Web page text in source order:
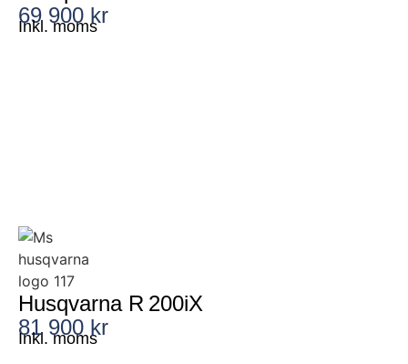
69 900 kr
Inkl. moms
Husqvarna R 200iX
81 900 kr
Inkl. moms